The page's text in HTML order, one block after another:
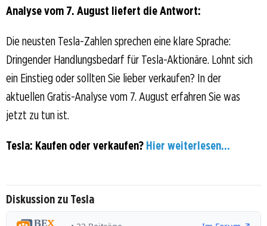
Analyse vom 7. August liefert die Antwort:
Die neusten Tesla-Zahlen sprechen eine klare Sprache:
Dringender Handlungsbedarf für Tesla-Aktionäre. Lohnt sich
ein Einstieg oder sollten Sie lieber verkaufen? In der
aktuellen Gratis-Analyse vom 7. August erfahren Sie was
jetzt zu tun ist.
Tesla: Kaufen oder verkaufen? Hier weiterlesen...
Diskussion zu Tesla